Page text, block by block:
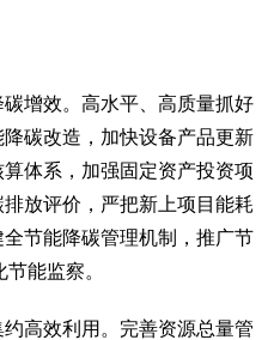
增效。高水平、高质量抓好
碳改造，加快设备产品更新
体系，加强固定资产投资项
放评价，严把新上项目能耗
节能降碳管理机制，推广节
能监察。
高效利用。完善资源总量管